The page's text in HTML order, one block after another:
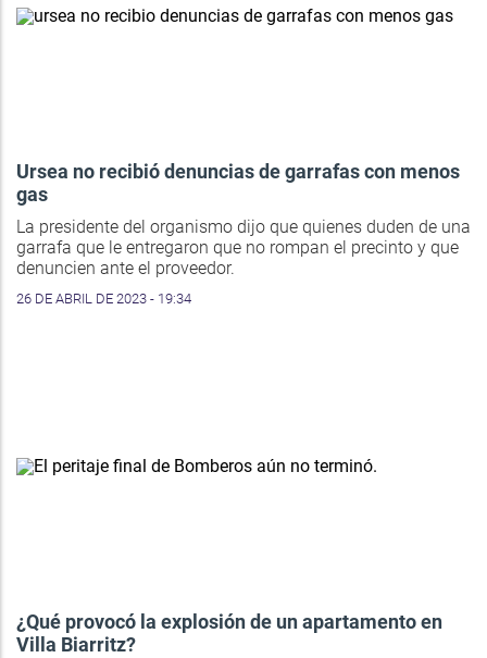
Ursea no recibió denuncias de garrafas con menos
gas
La presidente del organismo dijo que quienes duden de una
garrafa que le entregaron que no rompan el precinto y que
denuncien ante el proveedor.
26 DE ABRIL DE 2023 - 19:34
¿Qué provocó la explosión de un apartamento en
Villa Biarritz?